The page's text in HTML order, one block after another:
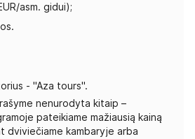
asm. gidui);
- "Aza tours".
nenurodyta kitaip –
pateikiame mažiausią kainą
dviviečiame kambaryje arba